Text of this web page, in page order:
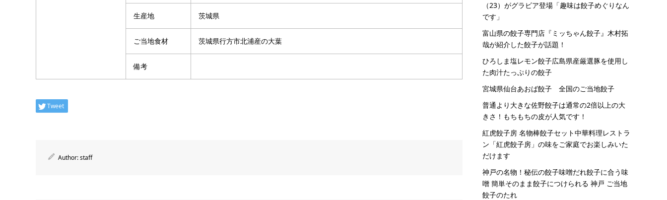
生産地 茨城県
ご当地食材 茨城県行方市北浦産の大葉
備考
Tweet
Author:staff
（23）がグラビア登場「趣味は餃子めぐりなん
です」
富山県の餃子専門店『ミッちゃん餃子』木村拓
哉が紹介した餃子が話題！
ひろしま塩レモン餃子広島県産厳選豚を使用し
た肉汁たっぷりの餃子
宮城県仙台あおば餃子 全国のご当地餃子
普通より大きな佐野餃子は通常の2倍以上の大
きさ！もちもちの皮が人気です！
紅虎餃子房 名物棒餃子セット中華料理レストラ
ン「紅虎餃子房」の味をご家庭でお楽しみいた
だけます
神戸の名物！秘伝の餃子味噌だれ餃子に合う味
噌 簡単そのまま餃子につけられる 神戸 ご当地
餃子のたれ